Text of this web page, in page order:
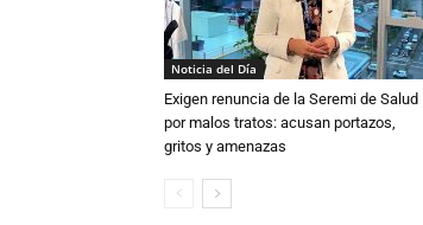
Noticia del Día
Exigen renuncia de la Seremi de Salud
por malos tratos: acusan portazos,
gritos y amenazas